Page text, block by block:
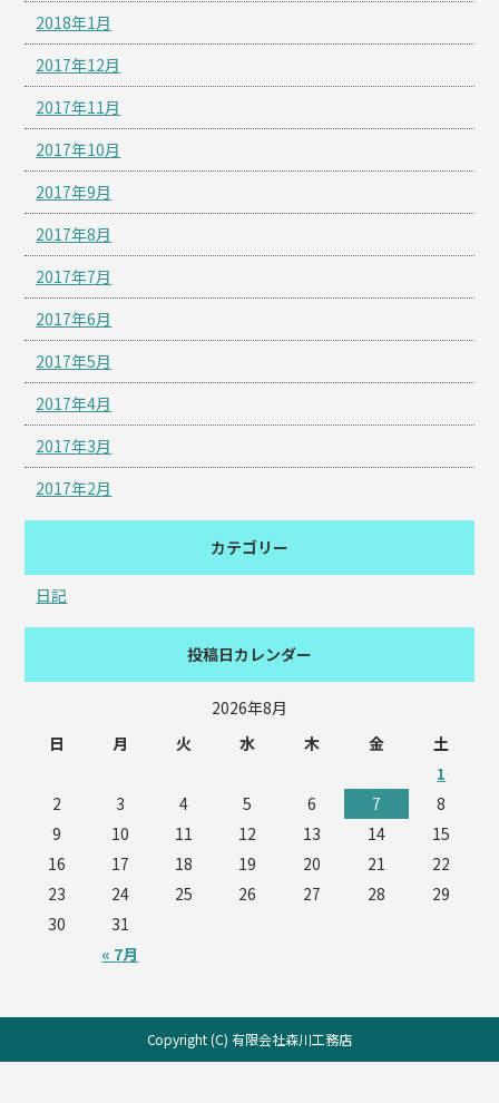
2018年1月
2017年12月
2017年11月
2017年10月
2017年9月
2017年8月
2017年7月
2017年6月
2017年5月
2017年4月
2017年3月
2017年2月
カテゴリー
日記
投稿日カレンダー
2026年8月
日
月 火 水 木 金 土
« 7月
1
2
3 4 5 6 7
8
9
10 11 12 13 14
15
16
17 18 19 20 21
22
23
24 25 26 27 28
29
30
31
Copyright (C) 有限会社森川工務店